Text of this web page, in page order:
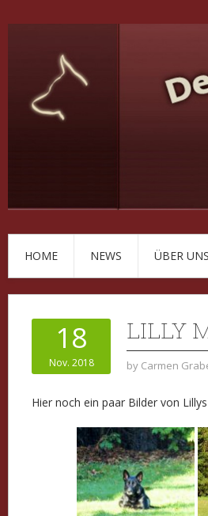
HOME NEWS ÜBER UNS
18
Nov. 2018
LILLY
by Carmen
Hier noch ein paar Bilder von